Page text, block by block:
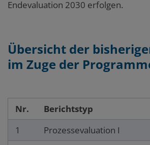
Endevaluation 2030 erfolgen.
Übersicht der
im Zuge der
Nr. Berichtstyp
1
Prozessevaluation I